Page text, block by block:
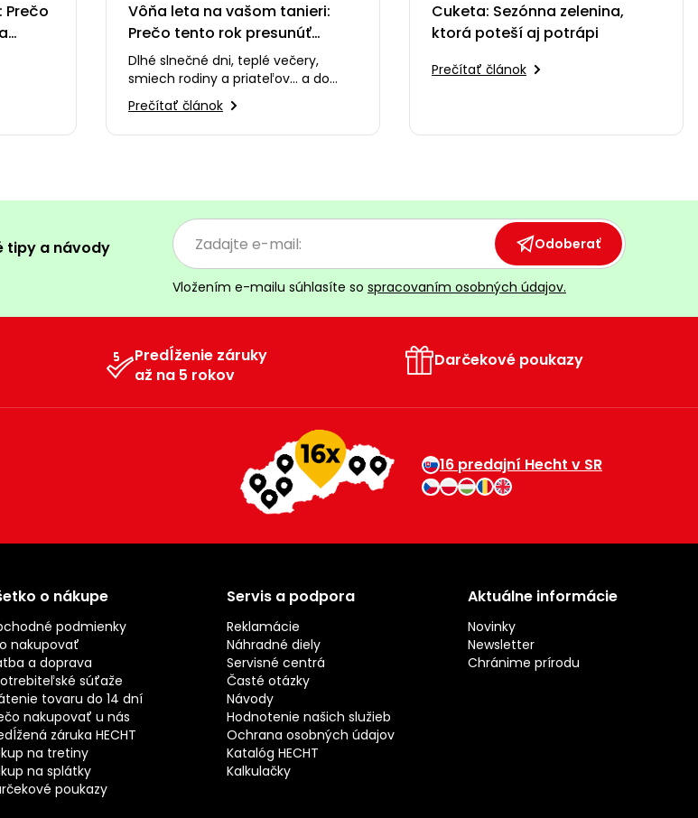
Prečo
Vôňa leta na vašom tanieri:
Prečo tento rok presunúť
varenie na záhradu?
Dlhé slnečné dni, teplé večery,
smiech rodiny a priateľov... a do
toho tá nezameniteľná vôňa, ktorá
sa šíri po celej…
Prečítať článok
Cuketa: Sezónna zelenina,
ktorá poteší aj potrápi
Prečítať článok
tipy a návody Odoberať
Vložením e-mailu súhlasíte so spracovaním osobných údajov.
Predĺženie záruky
až na 5 rokov
Darčekové poukazy
16 predajní Hecht v SR
o nákupe
podmienky
nakupovať
a doprava
súťaže
tovaru do 14 dní
nakupovať u nás
záruka HECHT
na tretiny
na splátky
poukazy
Servis a podpora
Reklamácie
Náhradné diely
Servisné centrá
Časté otázky
Návody
Hodnotenie našich služieb
Ochrana osobných údajov
Katalóg HECHT
Kalkulačky
Aktuálne informácie
Novinky
Newsletter
Chránime prírodu